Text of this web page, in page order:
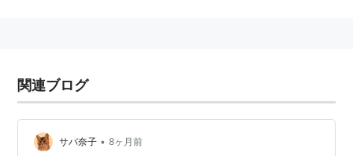
関連ブログ
サバ奈子 • 8ヶ月前